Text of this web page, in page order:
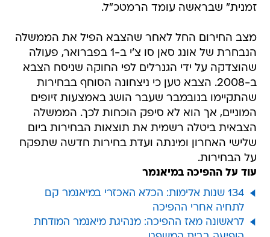
זמנית" שבראשה עומד הרמטכ"ל.
מצב החירום החל לאחר שהצבא הפיל את הממשלה
הנבחרת של אונג סאן סו צ'י ב-1 בפברואר, פעולה
שהוצדקה על ידי הגנרלים לפי החוקה שניסח הצבא
ב-2008. הצבא טען כי ניצחונה הסוחף בבחירות
שהתקיימו בנובמבר שעבר הושג באמצעות זיופים
המוניים, אך הוא לא סיפק הוכחות לכך. הממשלה
הצבאית ביטלה רשמית את תוצאות הבחירות ביום
שלישי האחרון ומינתה ועדת בחירות חדשה שתפקח
על הבחירות.
עוד על ההפיכה במיאנמר
134 שנות אלימות: הכלא האכזרי במיאנמר קם
לתחיה אחרי ההפיכה
לראשונה מאז ההפיכה: מנהיגת מיאנמר המודחת